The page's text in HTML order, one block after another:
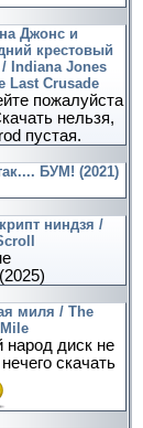
Джонс и
крестовый
Indiana Jones
Last Crusade
пожалуйста
нельзя,
пустая.
БУМ! (2021)
ниндзя /
миля / The
народ диск не
скачать